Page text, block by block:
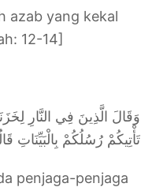
azab yang kekal
12-14]
وَقَالَ الَّذِينَ فِي النَّارِ
تَأْتِيكُمْ رُسُلُكُمْ بِالْبَيِّنَاتِ
penjaga-penjaga